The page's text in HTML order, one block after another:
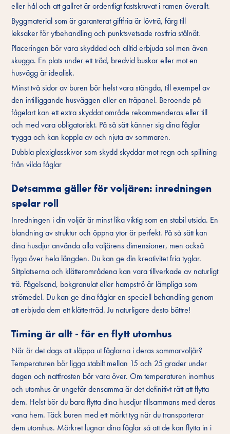
eller hål och att gallret är ordentligt fastskruvat i ramen överallt.
Byggmaterial som är garanterat giftfria är lövträ, färg till
leksaker för ytbehandling och punktsvetsade rostfria stålnät.
Placeringen bör vara skyddad och alltid erbjuda sol men även
skugga. En plats under ett träd, bredvid buskar eller mot en
husvägg är idealisk.
Minst två sidor av buren bör helst vara stängda, till exempel av
den intilliggande husväggen eller en träpanel. Beroende på
fågelart kan ett extra skyddat område rekommenderas eller till
och med vara obligatoriskt. På så sätt känner sig dina fåglar
trygga och kan koppla av och njuta av sommaren.
Dubbla plexiglasskivor som skydd skyddar mot regn och spillning
från vilda fåglar
Detsamma gäller för voljären: inredningen
spelar roll
Inredningen i din voljär är minst lika viktig som en stabil utsida. En
blandning av struktur och öppna ytor är perfekt. På så sätt kan
dina husdjur använda alla voljärens dimensioner, men också
flyga över hela längden. Du kan ge din kreativitet fria tyglar.
Sittplatserna och klätterområdena kan vara tillverkade av naturligt
trä. Fågelsand, bokgranulat eller hampströ är lämpliga som
strömedel. Du kan ge dina fåglar en speciell behandling genom
att erbjuda dem ett klätterträd. Ju naturligare desto bättre!
Timing är allt - för en flytt utomhus
När är det dags att släppa ut fåglarna i deras sommarvoljär?
Temperaturen bör ligga stabilt mellan 15 och 25 grader under
dagen och nattfrosten bör vara över. Om temperaturen inomhus
och utomhus är ungefär densamma är det definitivt rätt att flytta
dem. Helst bör du bara flytta dina husdjur tillsammans med deras
vana hem. Täck buren med ett mörkt tyg när du transporterar
dem utomhus. Mörkret lugnar dina fåglar så att de kan flytta in i